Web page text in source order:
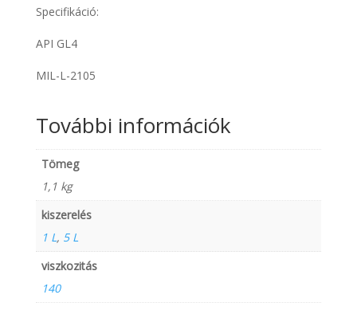
Specifikáció:
API GL4
MIL-L-2105
További információk
Tömeg
1,1 kg
kiszerelés
1 L, 5 L
viszkozitás
140